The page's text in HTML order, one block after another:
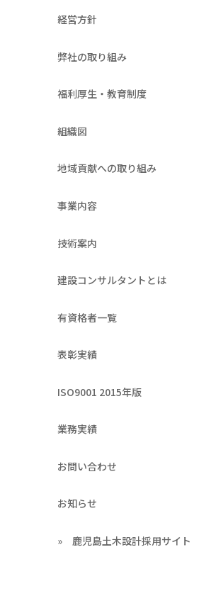
経営方針
弊社の取り組み
福利厚生・教育制度
組織図
地域貢献への取り組み
事業内容
技術案内
建設コンサルタントとは
有資格者一覧
表彰実績
ISO9001 2015年版
業務実績
お問い合わせ
お知らせ
» 鹿児島土木設計採用サイト